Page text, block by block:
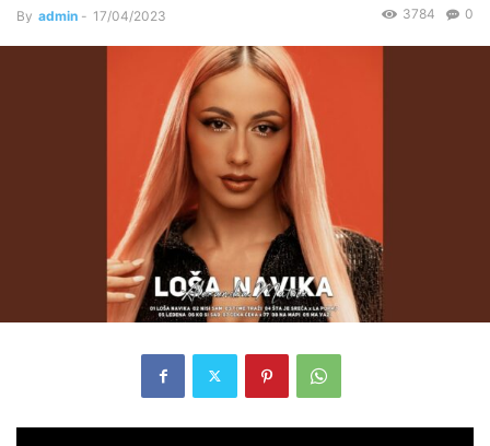
By admin - 17/04/2023 0
3784